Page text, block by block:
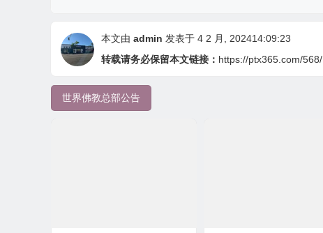
本文由 admin 发表于 4 2 月, 202414:09:23
转载请务必保留本文链接： https://ptx365.com/568/
世界佛教总部公告